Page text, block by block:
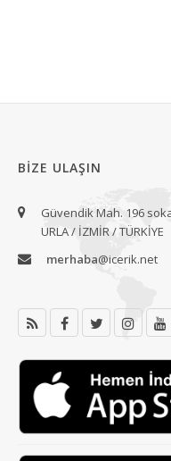
BIZE ULAŞIN
Güvendik Mah. 196
URLA / İZMİR / TÜRKİYE
merhaba@icerik.net